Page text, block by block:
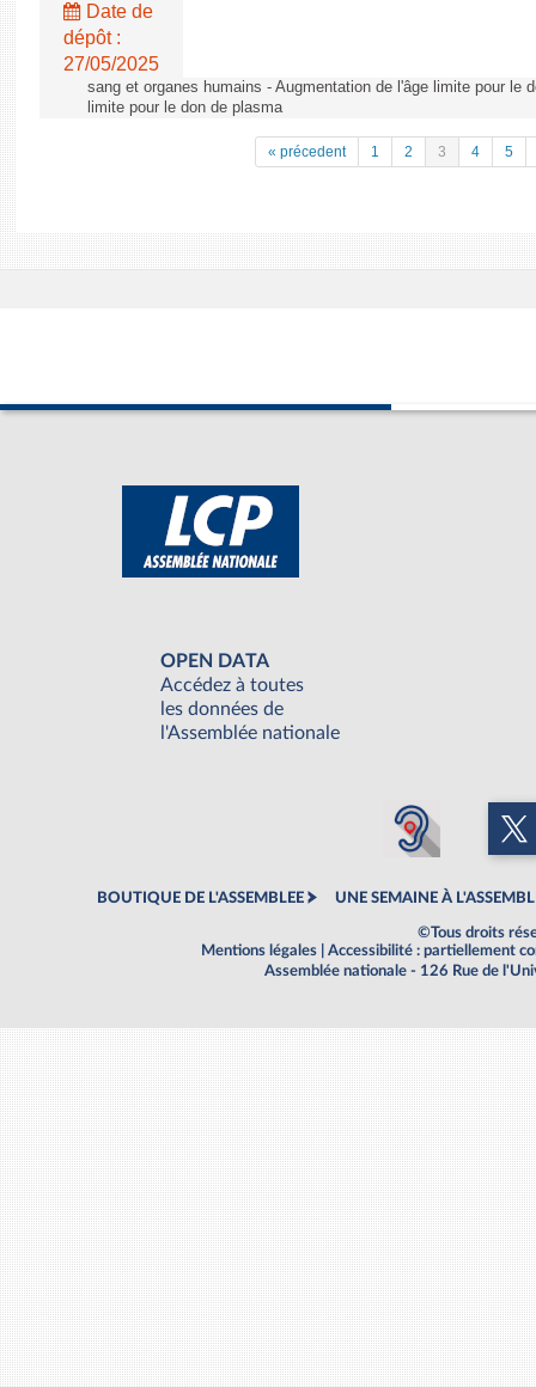
Date de
dépôt :
27/05/2025
sang et organes humains - Augmentation de l'âge limite pour le
limite pour le don de plasma
« précedent 1 2 3 4 5
OPEN DATA
Accédez à toutes
les données de
l'Assemblée nationale
BOUTIQUE DE L'ASSEMBLEE UNE SEMAINE À
©Tous droits
Mentions légales
Accessibilité : partiellement
Assemblée nationale - 126 Rue de